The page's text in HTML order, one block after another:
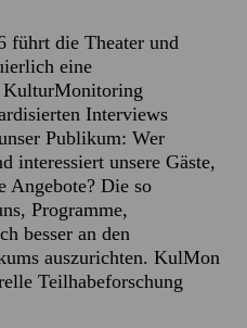
führt die Theater und
eine
KulturMonitoring
Interviews
Publikum: Wer
interessiert unsere Gäste,
Angebote? Die so
Programme,
besser an den
auszurichten. KulMon
Teilhabeforschung